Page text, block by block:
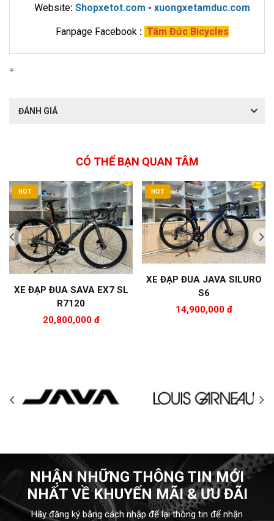
Website: Shopxetot.com - xuongxetamduc.com
Fanpage Facebook: Tâm Đức Bicycles
=
ĐÁNH GIÁ
CÓ THỂ BẠN QUAN TÂM
HOT
XE ĐẠP ĐUA SAVA EX7 SL
R7120
20,800,000 đ
HOT
XE ĐẠP ĐUA JAVA SILURO
S6
14,900,000 đ
NHẬN NHỮNG THÔNG TIN MỚI
NHẤT VỀ KHUYẾN MÃI & ƯU ĐÃI
Hãy đăng ký bằng cách nhập để lại thông tin để nhận